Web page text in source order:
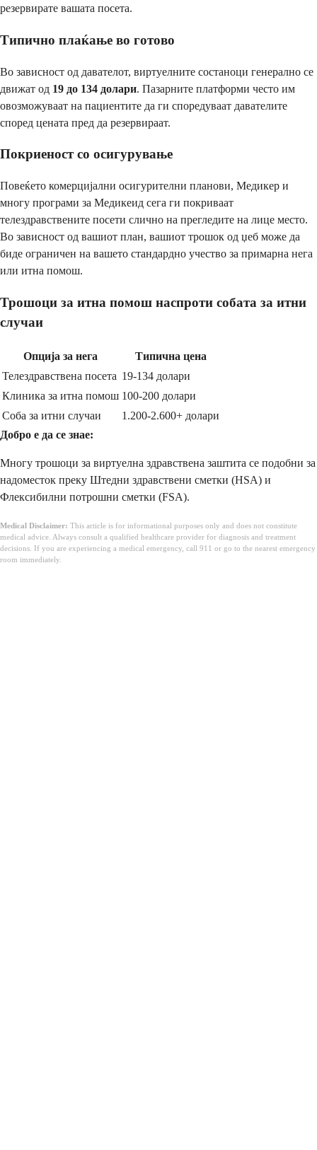
резервирате вашата посета.
Типично плаќање во готово
Во зависност од давателот, виртуелните состаноци генерално се
движат од 19 до 134 долари. Пазарните платформи често им
овозможуваат на пациентите да ги споредуваат давателите
според цената пред да резервираат.
Покриеност со осигурување
Повеќето комерцијални осигурителни планови, Медикер и
многу програми за Медикеид сега ги покриваат
телездравствените посети слично на прегледите на лице место.
Во зависност од вашиот план, вашиот трошок од џеб може да
биде ограничен на вашето стандардно учество за примарна нега
или итна помош.
Трошоци за итна помош наспроти собата за итни
случаи
Опција за нега
Типична цена
Телездравствена посета 19-134 долари
Клиника за итна помош 100-200 долари
Соба за итни случаи
1.200-2.600+ долари
Добро е да се знае:
Многу трошоци за виртуелна здравствена заштита се подобни за
надоместок преку Штедни здравствени сметки (HSA) и
Флексибилни потрошни сметки (FSA).
Medical Disclaimer: This article is for informational purposes only and does not constitute
medical advice. Always consult a qualified healthcare provider for diagnosis and treatment
decisions. If you are experiencing a medical emergency, call 911 or go to the nearest emergency
room immediately.